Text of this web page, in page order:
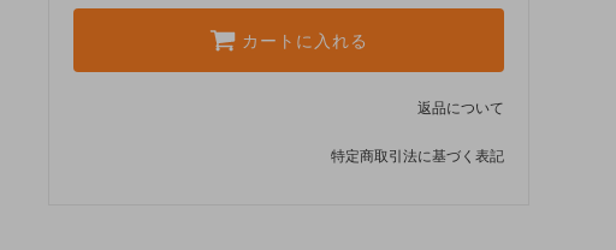
カートに入れる
返品について
特定商取引法に基づく表記